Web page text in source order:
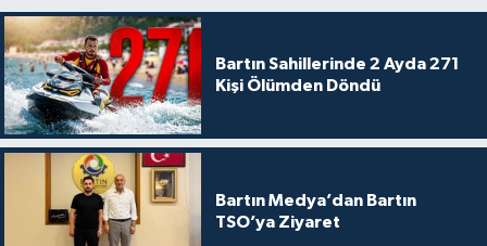
Bartın Sahillerinde 2 Ayda 271
Kişi Ölümden Döndü
Bartın Medya’dan Bartın
TSO’ya Ziyaret